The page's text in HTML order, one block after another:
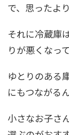
で、思ったよ
それに冷蔵庫
りが悪くなっ
ゆとりのある
にもつながる
小さなお子さ